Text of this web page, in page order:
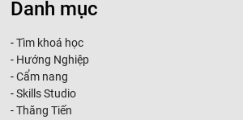
Danh mục
-Tìm khoá học
- Hướng Nghiệp
-Cẩm nang
-Skills Studio
-Thăng Tiến